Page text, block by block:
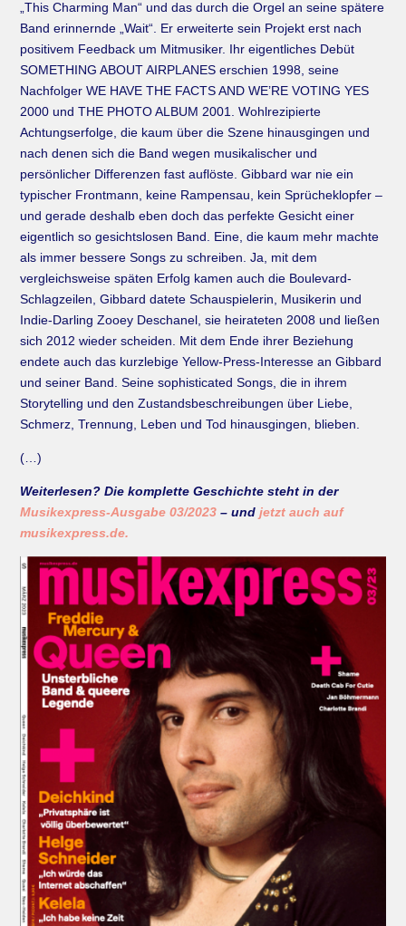
„This Charming Man“ und das durch die Orgel an seine spätere
Band erinnernde „Wait“. Er erweiterte sein Projekt erst nach
positivem Feedback um Mitmusiker. Ihr eigentliches Debüt
SOMETHING ABOUT AIRPLANES erschien 1998, seine
Nachfolger WE HAVE THE FACTS AND WE’RE VOTING YES
2000 und THE PHOTO ALBUM 2001. Wohlrezipierte
Achtungserfolge, die kaum über die Szene hinausgingen und
nach denen sich die Band wegen musikalischer und
persönlicher Differenzen fast auflöste. Gibbard war nie ein
typischer Frontmann, keine Rampensau, kein Sprücheklopfer –
und gerade deshalb eben doch das perfekte Gesicht einer
eigentlich so gesichtslosen Band. Eine, die kaum mehr machte
als immer bessere Songs zu schreiben. Ja, mit dem
vergleichsweise späten Erfolg kamen auch die Boulevard-
Schlagzeilen, Gibbard datete Schauspielerin, Musikerin und
Indie-Darling Zooey Deschanel, sie heirateten 2008 und ließen
sich 2012 wieder scheiden. Mit dem Ende ihrer Beziehung
endete auch das kurzlebige Yellow-Press-Interesse an Gibbard
und seiner Band. Seine sophisticated Songs, die in ihrem
Storytelling und den Zustandsbeschreibungen über Liebe,
Schmerz, Trennung, Leben und Tod hinausgingen, blieben.
(…)
Weiterlesen? Die komplette Geschichte steht in der
Musikexpress-Ausgabe 03/2023 – undjetzt auch auf
musikexpress.de.